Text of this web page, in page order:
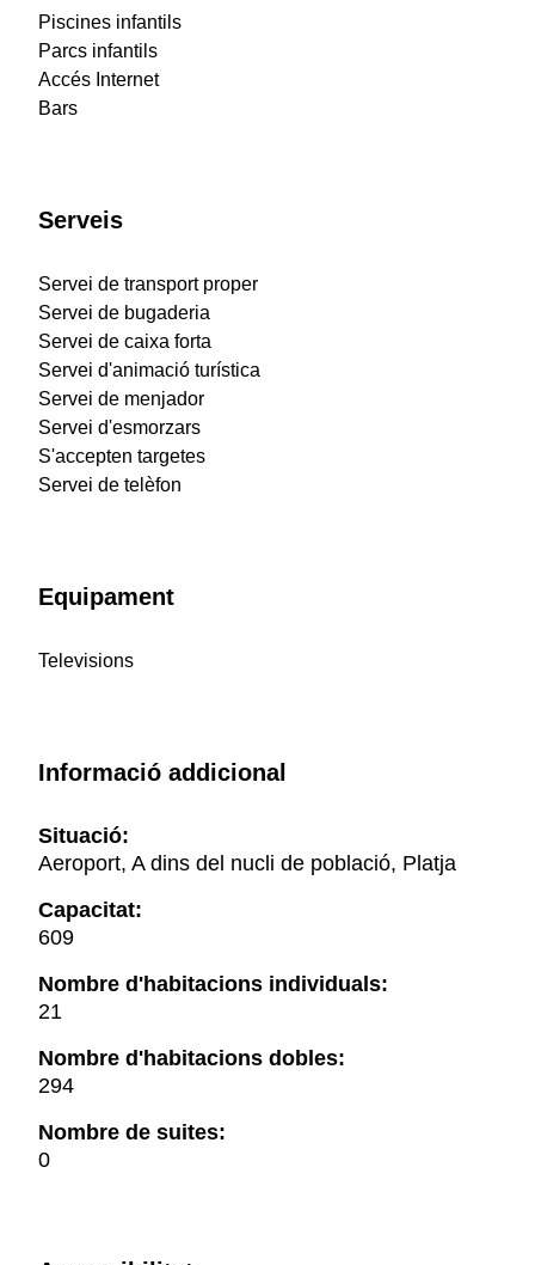
Piscines infantils
Parcs infantils
Accés Internet
Bars
Serveis
Servei de transport proper
Servei de bugaderia
Servei de caixa forta
Servei d'animació turística
Servei de menjador
Servei d'esmorzars
S'accepten targetes
Servei de telèfon
Equipament
Televisions
Informació addicional
Situació:
Aeroport, A dins del nucli de població, Platja
Capacitat:
609
Nombre d'habitacions individuals:
21
Nombre d'habitacions dobles:
294
Nombre de suites:
0